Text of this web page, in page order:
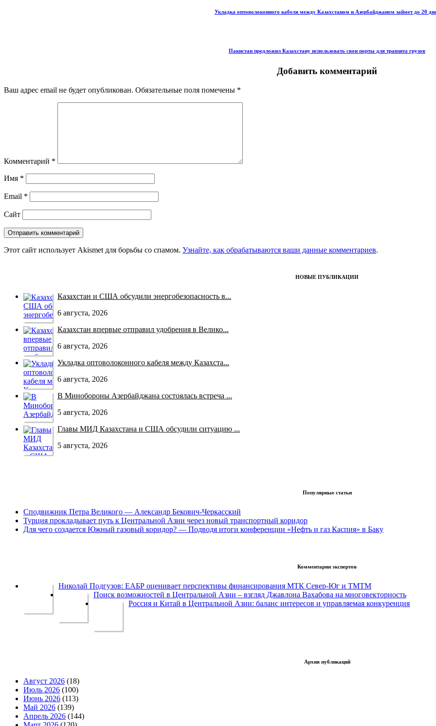
Укладка оптоволоконного кабеля между Казахстаном и Азербайджаном займет до 20
Пакистан предложил Казахстану использовать свои порты для транзита грузов
Добавить комментарий
Ваш адрес email не будет опубликован. Обязательные поля помечены *
Комментарий *
Имя *
Email *
Сайт
Этот сайт использует Akismet для борьбы со спамом. Узнайте, как обрабатываются ваши данные комментариев.
НОВЫЕ ПУБЛИКАЦИИ
Казахстан и США обсудили энергобезопасность в...
6 августа, 2026
Казахстан впервые отправил удобрения в Велико...
6 августа, 2026
Укладка оптоволоконного кабеля между Казахста...
6 августа, 2026
В Минобороны Азербайджана состоялась встреча ...
5 августа, 2026
Главы МИД Казахстана и США обсудили ситуацию ...
5 августа, 2026
Популярные статьи
Сподвижник Петра Великого — Александр Бекович-Черкасский
Турция прокладывает путь к Центральной Азии через новый транспортный коридор
Для чего создается Южный газовый коридор? — Подводя итоги конференции «Нефть и газ Каспия» в Баку
Комментарии экспертов
Николай Подгузов: ЕАБР оценивает перспективы финансирования МТК Север-Юг и ТМТМ
Поиск возможностей в Центральной Азии – взгляд Джавлона Вахабова на многовекторность
Россия и Китай в Центральной Азии: баланс интересов и управляемая конкуренция
Архив публикаций
Август 2026 (18)
Июль 2026 (100)
Июнь 2026 (113)
Май 2026 (139)
Апрель 2026 (144)